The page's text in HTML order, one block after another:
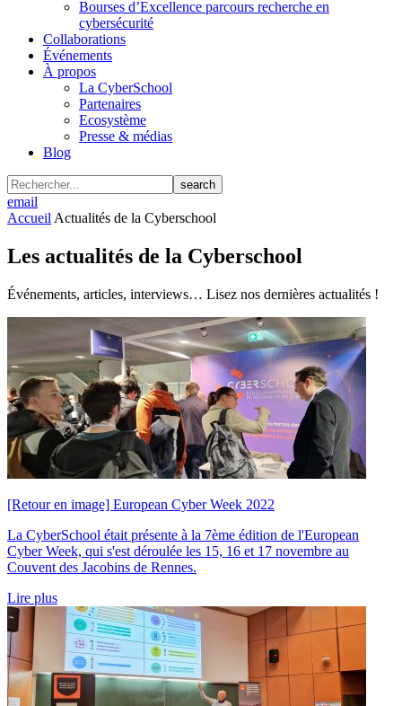
Bourses d’Excellence parcours recherche en
cybersécurité
Collaborations
Événements
À propos
La CyberSchool
Partenaires
Ecosystème
Presse & médias
Blog
search
email
Accueil Actualités de la Cyberschool
Les actualités de la Cyberschool
Événements, articles, interviews… Lisez nos dernières actualités !
[Retour en image] European Cyber Week 2022
La CyberSchool était présente à la 7ème édition de l'European
Cyber Week, qui s'est déroulée les 15, 16 et 17 novembre au
Couvent des Jacobins de Rennes.
Lire plus